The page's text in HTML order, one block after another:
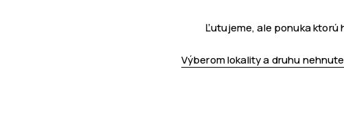
Ľutujeme, ale ponuka
Výberom lokality a druhu